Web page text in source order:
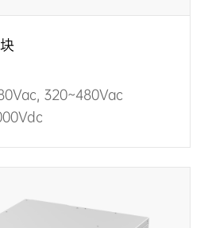
320~480Vac